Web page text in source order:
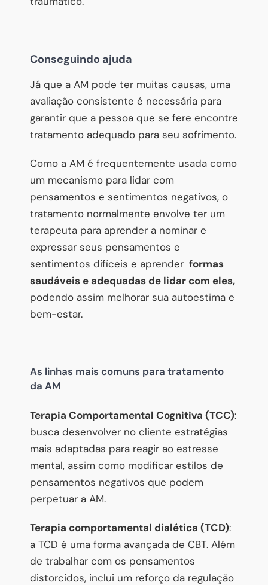
Conseguindo ajuda
Já que a AM pode ter muitas causas, uma
avaliação consistente é necessária para
garantir que a pessoa que se fere encontre
tratamento adequado para seu sofrimento.
Como a AM é frequentemente usada como
um mecanismo para lidar com
pensamentos e sentimentos negativos, o
tratamento normalmente envolve ter um
terapeuta para aprender a nominar e
expressar seus pensamentos e
sentimentos difíceis e aprender formas
saudáveis e adequadas de lidar com eles,
podendo assim melhorar sua autoestima e
bem-estar.
As linhas mais comuns para tratamento
da AM
Terapia Comportamental Cognitiva (TCC):
busca desenvolver no cliente estratégias
mais adaptadas para reagir ao estresse
mental, assim como modificar estilos de
pensamentos negativos que podem
perpetuar a AM.
Terapia comportamental dialética (TCD):
a TCD é uma forma avançada de CBT. Além
de trabalhar com os pensamentos
distorcidos, inclui um reforço da regulação